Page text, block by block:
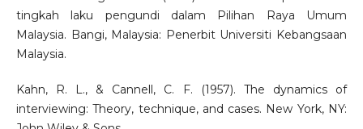
tingkah laku pengundi dalam Pilihan Raya Umum
Malaysia. Bangi, Malaysia: Penerbit Universiti Kebangsaan
Malaysia.
Kahn, R. L., & Cannell, C. F. (1957). The dynamics of
interviewing: Theory, technique, and cases. New York, NY: